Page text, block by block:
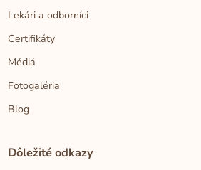
Lekári a odborníci
Certifikáty
Médiá
Fotogaléria
Blog
Dôležité odkazy